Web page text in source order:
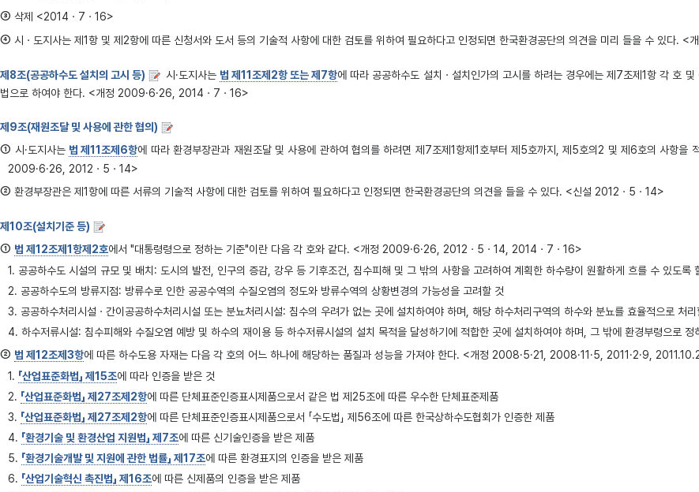
③ 삭제 <2014ㆍ7ㆍ16>
④ 시ㆍ도지사는 제1항 및 제2항에 따른 신청서와 도서 등의 기술적 사항에 대한 검토를 위하여 필요하다고 인정되면 한국환경공단의 의견을 미리 들을 수 있다.
제8조(공공하수도 설치의 고시 등) 시·도지사는 법 제11조제2항 또는 제7항에 따라 공공하수도 설치ㆍ설치인가의 고시를 하려는 경우에는 제7조제1항 각 호
법으로 하여야 한다. <개정 2009·6·26, 2014ㆍ7ㆍ16>
제9조(재원조달 및 사용에 관한 협의)
① 시·도지사는 법 제11조제6항에 따라 환경부장관과 재원조달 및 사용에 관하여 협의를 하려면 제7조제1항제1호부터 제5호까지, 제5호의2 및 제6호의 사항
2009·6·26, 2012ㆍ5ㆍ14>
② 환경부장관은 제1항에 따른 서류의 기술적 사항에 대한 검토를 위하여 필요하다고 인정되면 한국환경공단의 의견을 들을 수 있다. <신설 2012ㆍ5ㆍ14>
제10조(설치기준 등)
① 법 제12조제1항제2호에서 "대통령령으로 정하는 기준"이란 다음 각 호와 같다. <개정 2009·6·26, 2012ㆍ5ㆍ14, 2014ㆍ7ㆍ16>
1. 공공하수도 시설의 규모 및 배치: 도시의 발전, 인구의 증감, 강우 등 기후조건, 침수피해 및 그 밖의 사항을 고려하여 계획한 하수량이 원활하게 흐를 수 있도록
2. 공공하수도의 방류지점: 방류수로 인한 공공수역의 수질오염의 정도와 방류수역의 상황변경의 가능성을 고려할 것
3. 공공하수처리시설ㆍ간이공공하수처리시설 또는 분뇨처리시설: 침수의 우려가 없는 곳에 설치하여야 하며, 해당 하수처리구역의 하수와 분뇨를 효율적으로 처
4. 하수저류시설: 침수피해와 수질오염 예방 및 하수의 재이용 등 하수저류시설의 설치 목적을 달성하기에 적합한 곳에 설치하여야 하며, 그 밖에 환경부령으로 정
② 법 제12조제3항에 따른 하수도용 자재는 다음 각 호의 어느 하나에 해당하는 품질과 성능을 가져야 한다. <개정 2008·5·21, 2008·11·5, 2011·2·9,
1. 「산업표준화법」 제15조에 따라 인증을 받은 것
2. 「산업표준화법」 제27조제2항에 따른 단체표준인증표시제품으로서 같은 법 제25조에 따른 우수한 단체표준제품
3. 「산업표준화법」 제27조제2항에 따른 단체표준인증표시제품으로서 「수도법」 제56조에 따른 한국상하수도협회가 인증한 제품
4. 「환경기술 및 환경산업 지원법」 제7조에 따른 신기술인증을 받은 제품
5. 「환경기술개발 및 지원에 관한 법률」 제17조에 따른 환경표지의 인증을 받은 제품
6. 「산업기술혁신 촉진법」 제16조에 따른 신제품의 인증을 받은 제품